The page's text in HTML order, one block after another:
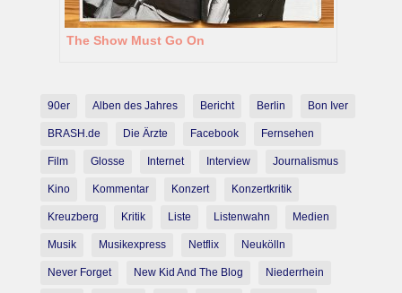
The Show Must Go On
90er Alben des Jahres Bericht Berlin Bon Iver
BRASH.de Die Ärzte Facebook Fernsehen
Film Glosse Internet Interview Journalismus
Kino Kommentar Konzert Konzertkritik
Kreuzberg Kritik Liste Listenwahn Medien
Musik Musikexpress Netflix Neukölln
Never Forget New Kid And The Blog Niederrhein